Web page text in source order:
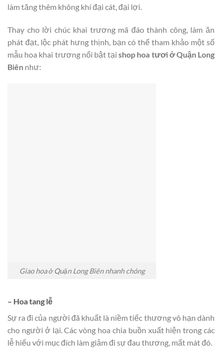
làm tăng thêm không khí đại cát, đại lợi.
Thay cho lời chúc khai trương mã đáo thành công, làm ăn
phát đạt, lộc phát hưng thịnh, bạn có thể tham khảo một số
mẫu hoa khai trương nổi bật tạishop hoa tươi ở Quận Long
Biên như:
Giao hoa ở Quận Long Biên nhanh chóng
– Hoa tang lễ
Sự ra đi của người đã khuất là niềm tiếc thương vô hạn dành
cho người ở lại. Các vòng hoa chia buồn xuất hiện trong các
lễ hiếu với mục đích làm giảm đi sự đau thương, mất mát đó.